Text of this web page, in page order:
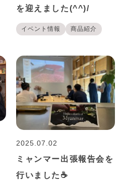
を迎えました(^^)/
イベント情報 商品紹介
2025.07.02
ミャンマー出張報告会を
行いました☕